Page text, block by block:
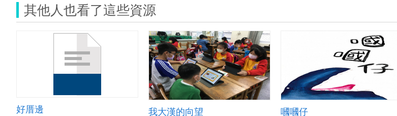
其他人也看了這些資源
好厝邊 我大漢的向望 嘓嘓仔